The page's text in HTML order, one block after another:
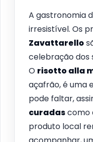
A gastronomia
irresistível. Os
Zavattarello
celebração dos
O risotto alla
açafrão, é uma
pode faltar,
curadascomo
produto local